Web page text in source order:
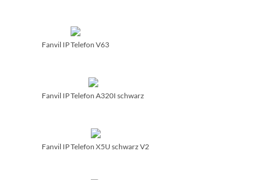
Fanvil IP Telefon V63
Fanvil IP Telefon A320I schwarz
Fanvil IP Telefon X5U schwarz V2